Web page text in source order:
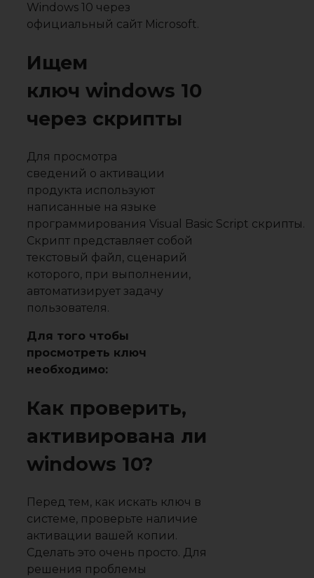
Windows 10 через
официальный сайт Microsoft.
Ищем
ключ windows 10
через скрипты
Для просмотра
сведений о активации
продукта используют
написанные на языке
программирования Visual Basic Script скрипты.
Скрипт представляет собой
текстовый файл, сценарий
которого, при выполнении,
автоматизирует задачу
пользователя.
Для того чтобы
просмотреть ключ
необходимо:
Как проверить,
активирована ли
windows 10?
Перед тем, как искать ключ в
системе, проверьте наличие
активации вашей копии.
Сделать это очень просто. Для
решения проблемы